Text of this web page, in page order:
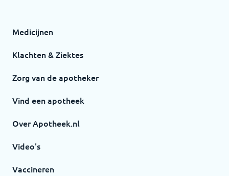
Medicijnen
Klachten & Ziektes
Zorg van de apotheker
Vind een apotheek
Over Apotheek.nl
Video's
Vaccineren